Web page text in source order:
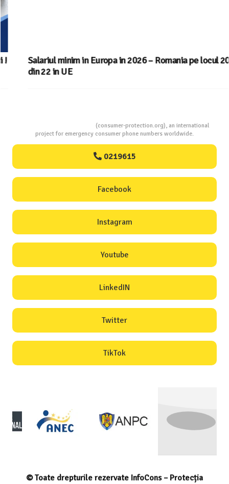
Salariul minim in Europa in 2026 – Romania pe locul 20
din 22 in UE
(consumer-protection.org), an international
project for emergency consumer phone numbers worldwide.
0219615
Facebook
Instagram
Youtube
LinkedIN
Twitter
TikTok
© Toate drepturile rezervate InfoCons – Protecția